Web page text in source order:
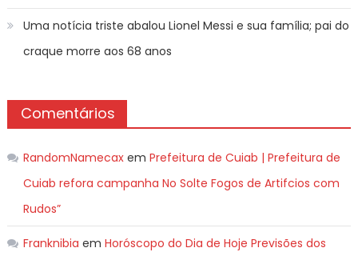
Uma notícia triste abalou Lionel Messi e sua família; pai do
craque morre aos 68 anos
Comentários
RandomNamecaxem Prefeitura de Cuiab | Prefeitura de
Cuiab refora campanha No Solte Fogos de Artifcios com
Rudos”
Franknibia em Horóscopo do Dia de Hoje Previsões dos